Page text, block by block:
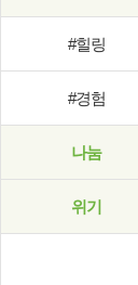
#힐링
#경험
나눔
위기